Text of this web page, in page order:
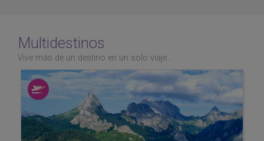
Multidestinos
Vive más de un destino en un solo viaje...